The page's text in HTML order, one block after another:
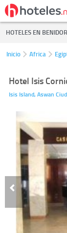
HOTELES EN
Inicio Africa
Hotel Isis
Isis Island,Aswan